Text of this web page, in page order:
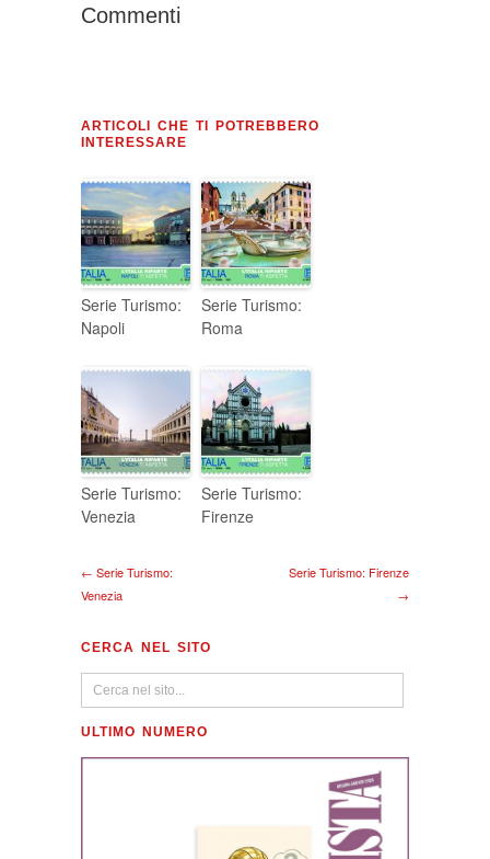
Commenti
ARTICOLI CHE TI POTREBBERO
INTERESSARE
Serie Turismo:
Napoli
Serie Turismo:
Roma
Serie Turismo:
Venezia
Serie Turismo:
Firenze
← Serie Turismo:
Venezia
Serie Turismo: Firenze
→
CERCA NEL SITO
ULTIMO NUMERO